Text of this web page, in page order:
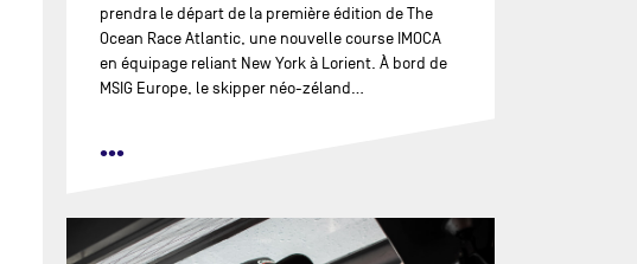
prendra le départ de la première édition de The
Ocean Race Atlantic, une nouvelle course IMOCA
en équipage reliant New York à Lorient. À bord de
MSIG Europe, le skipper néo-zéland…
•••